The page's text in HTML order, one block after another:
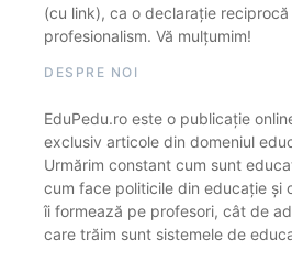
(cu link), ca o declarație
profesionalism. Vă mulțumim!
DESPRE NOI
EduPedu.ro este o publicație
exclusiv articole din domeniul
Urmărim constant cum sunt
cum face politicile din educație și
îi formează pe profesori, cât de
care trăim sunt sistemele de